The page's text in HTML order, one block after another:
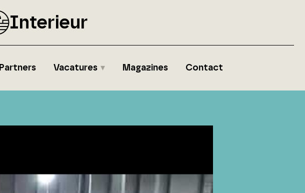
Interieur
Partners Vacatures Magazines Contact